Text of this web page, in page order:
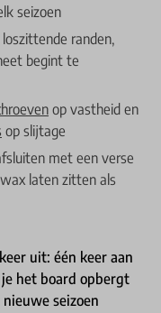
seizoen
randen,
begint te
op vastheid en
op slijtage
met een verse
laten zitten als
uit: één keer aan
het board opbergt
seizoen